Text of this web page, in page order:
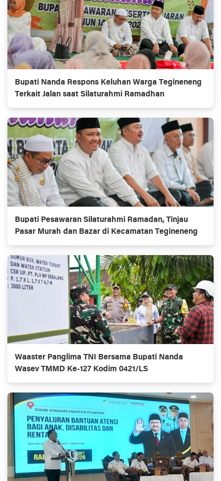
Bupati Nanda Respons Keluhan Warga Tegineneng
Terkait Jalan saat Silaturahmi Ramadhan
Bupati Pesawaran Silaturahmi Ramadan, Tinjau
Pasar Murah dan Bazar di Kecamatan Tegineneng
Waaster Panglima TNI Bersama Bupati Nanda
Wasev TMMD Ke-127 Kodim 0421/LS